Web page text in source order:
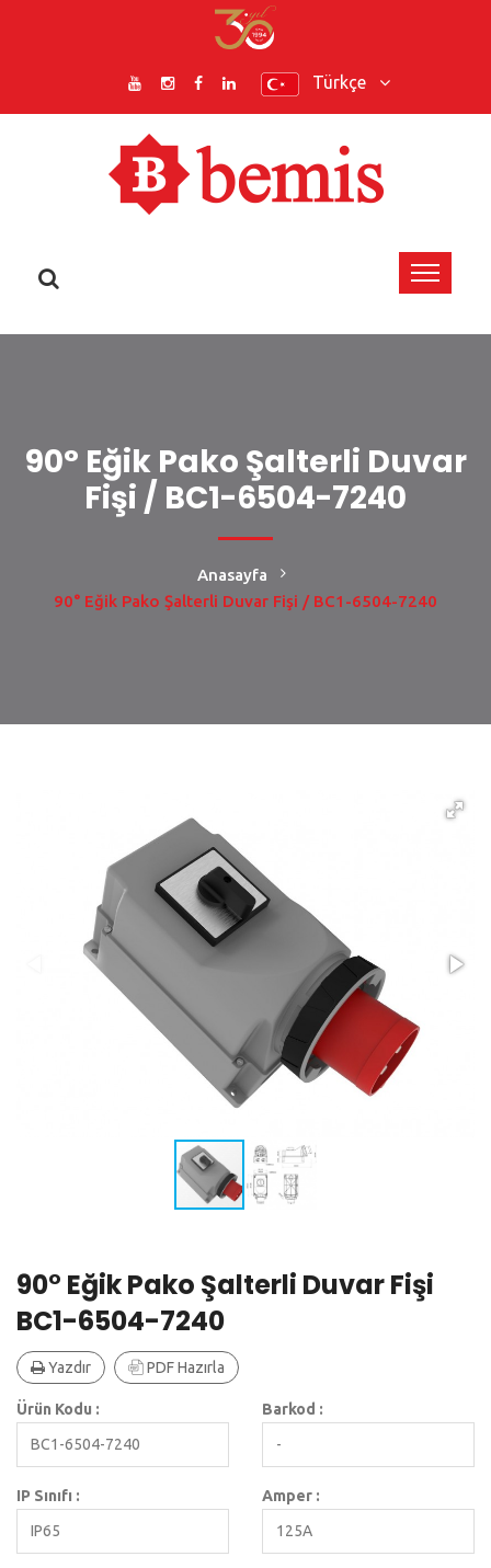
Türkçe
90° Eğik Pako Şalterli Duvar
Fişi / BC1-6504-7240
Anasayfa
90° Eğik Pako Şalterli Duvar Fişi / BC1-6504-7240
90° Eğik Pako Şalterli Duvar Fişi
BC1-6504-7240
Yazdır PDF Hazırla
Ürün Kodu :
BC1-6504-7240
Barkod :
-
IP Sınıfı :
IP65
Amper :
125A